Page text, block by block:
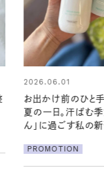
2026.07.24
夏の髪と心が瞬時
する【大人気のドラ
この1本で汗ばむ季
PROMOTION